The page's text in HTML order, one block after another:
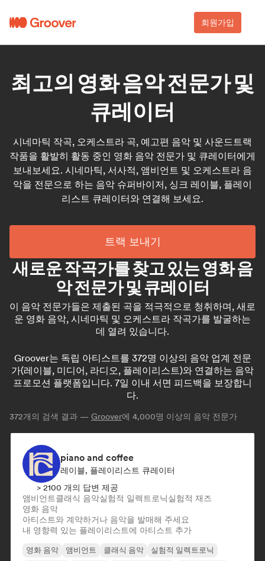
회원가입
최고의 영화 음악 전문가 및
큐레이터
시네마틱 작곡, 오케스트라 곡, 예고편 음악 및 사운드트랙
작품을 활발히 활동 중인 영화 음악 전문가 및 큐레이터에게
보내보세요. 시네마틱, 서사적, 앰비언트 및 오케스트라 음
악을 전문으로 하는 음악 슈퍼바이저, 싱크 레이블, 플레이
리스트 큐레이터와 연결해 보세요.
트랙 보내기
새로운 작곡가를 찾고 있는 영화 음
악 전문가 및 큐레이터
이 음악 전문가들은 제출된 곡을 적극적으로 청취하며, 새로
운 영화 음악, 시네마틱 및 오케스트라 작곡가를 발굴하는
데 열려 있습니다.
Groover는 독립 아티스트를 372명 이상의 음악 업계 전문
가(레이블, 미디어, 라디오, 플레이리스트)와 연결하는 음악
프로모션 플랫폼입니다. 7일 이내 서면 피드백을 보장합니
다.
372개의 검색 결과 — Groover에 4,000명 이상의 음악 전문가
piano and coffee
레이블, 플레이리스트 큐레이터
> 2100 개의 답변 제공
앰비언트클래식 음악실험적 일렉트로닉실험적 재즈
영화 음악
아티스트와 계약하거나 음악을 발매해 주세요
내 영향력 있는 플레이리스트에 아티스트 추가
영화 음악 앰비언트 클래식 음악
실험적 일렉트로닉